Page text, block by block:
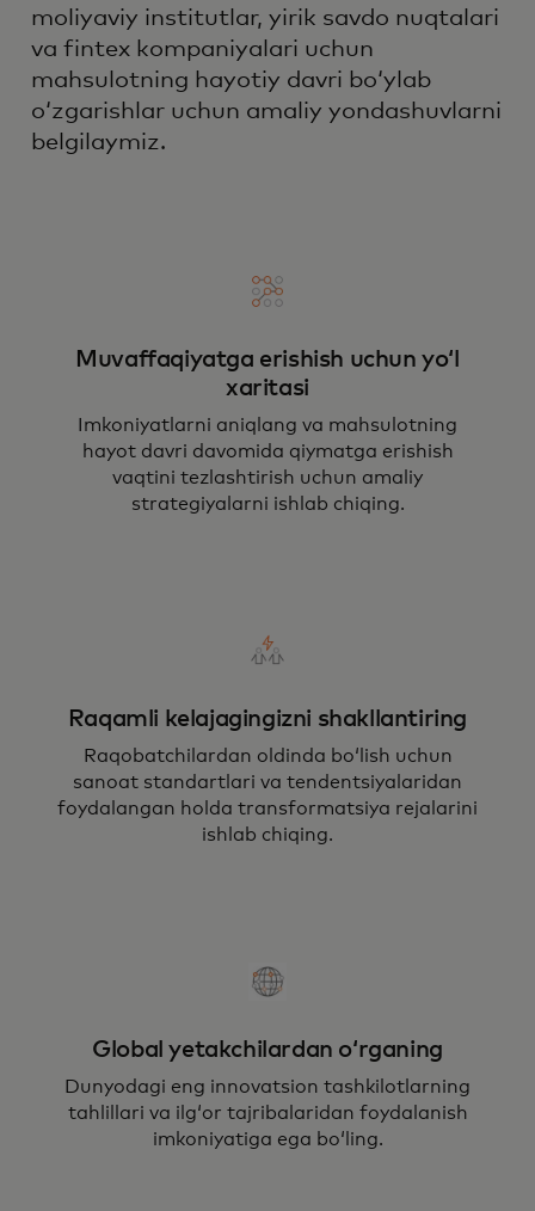
moliyaviy institutlar, yirik savdo nuqtalari
va fintex kompaniyalari uchun
mahsulotning hayotiy davri boʻylab
oʻzgarishlar uchun amaliy yondashuvlarni
belgilaymiz.
Muvaffaqiyatga erishish uchun yoʻl
xaritasi
Imkoniyatlarni aniqlang va mahsulotning
hayot davri davomida qiymatga erishish
vaqtini tezlashtirish uchun amaliy
strategiyalarni ishlab chiqing.
Raqamli kelajagingizni shakllantiring
Raqobatchilardan oldinda boʻlish uchun
sanoat standartlari va tendentsiyalaridan
foydalangan holda transformatsiya rejalarini
ishlab chiqing.
Global yetakchilardan oʻrganing
Dunyodagi eng innovatsion tashkilotlarning
tahlillari va ilgʻor tajribalaridan foydalanish
imkoniyatiga ega boʻling.